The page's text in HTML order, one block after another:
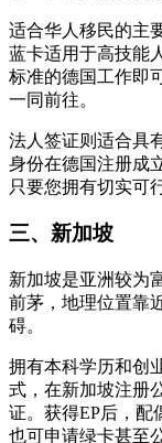
适合华人移民的主
蓝卡适用于高技能
标准的德国工作即
一同前往。
法人签证则适合具
身份在德国注册成
只要您拥有切实可
三、新加坡
新加坡是亚洲较为
前茅，地理位置靠
碍。
拥有本科学历和创
式，在新加坡注册
证。获得EP后，配
也可申请绿卡甚至